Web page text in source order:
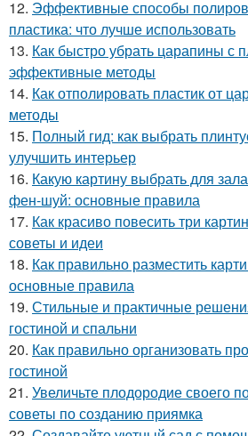
12. Эффективные способы
пластика: что лучше использовать
13. Как быстро убрать царапины с
эффективные методы
14. Как отполировать пластик от
методы
15. Полный гид: как выбрать
улучшить интерьер
16. Какую картину выбрать для
фен-шуй: основные правила
17. Как красиво повесить три
советы и идеи
18. Как правильно разместить
основные правила
19. Стильные и практичные
гостиной и спальни
20. Как правильно организовать
гостиной
21. Увеличьте плодородие своего
советы по созданию приямка